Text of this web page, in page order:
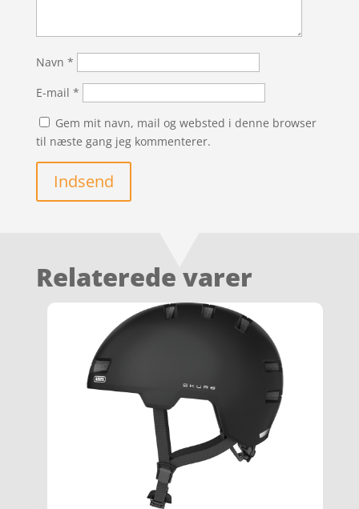
Navn *
E-mail *
Gem mit navn, mail og websted i denne browser
til næste gang jeg kommenterer.
Indsend
Relaterede varer